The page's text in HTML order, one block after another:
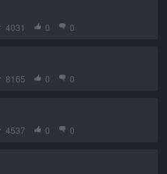
4031 0 0
8165 0 0
4537 0 0